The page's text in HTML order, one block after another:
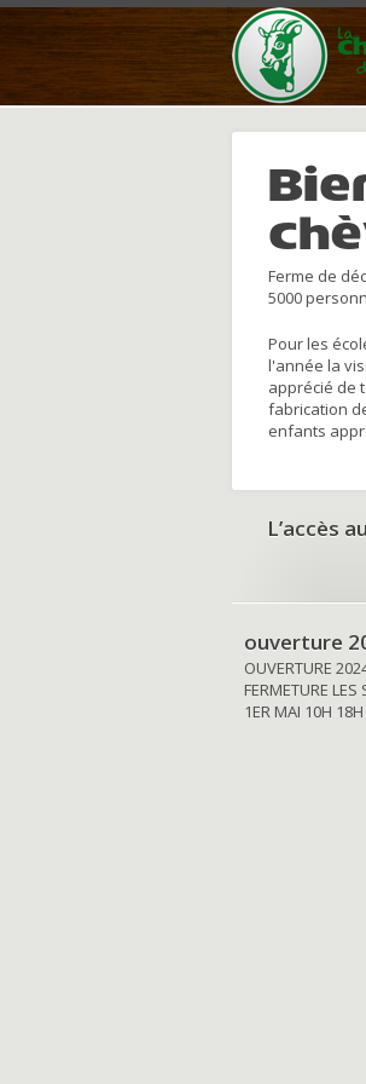
Ferme de
5000
Pour les
l'année la
apprécié de
fabrication
enfants
L’accès
ouverture
OUVERTURE
FERMETURE
1ER MAI 10H